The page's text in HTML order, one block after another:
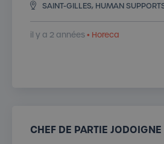
SAINT-GILLES, HUMAN
il y a 2 années• Horeca
CHEF DE PARTIE JODOIGNE